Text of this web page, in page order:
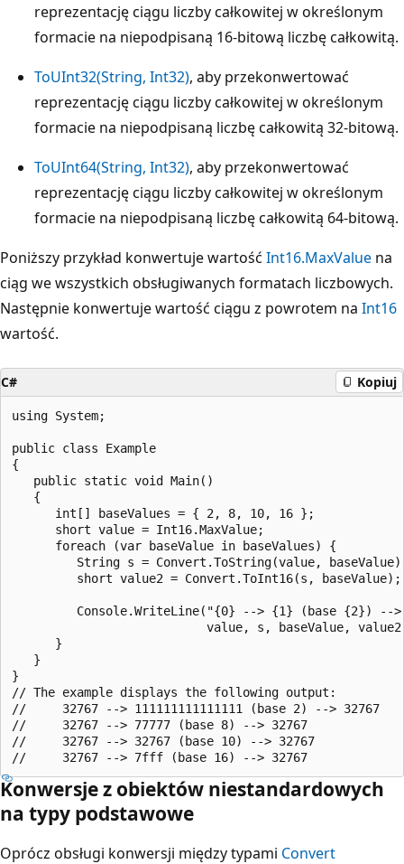
reprezentację ciągu liczby całkowitej w określonym
formacie na niepodpisaną 16-bitową liczbę całkowitą.
ToUInt32(String, Int32), aby przekonwertować
reprezentację ciągu liczby całkowitej w określonym
formacie na niepodpisaną liczbę całkowitą 32-bitową.
ToUInt64(String, Int32), aby przekonwertować
reprezentację ciągu liczby całkowitej w określonym
formacie na niepodpisaną liczbę całkowitą 64-bitową.
Poniższy przykład konwertuje wartość Int16.MaxValue na
ciąg we wszystkich obsługiwanych formatach liczbowych.
Następnie konwertuje wartość ciągu z powrotem na Int16
wartość.
C# Kopiuj
using System;
public class Example
{
   public static void Main()
   {
      int[] baseValues = { 2, 8, 10, 16 };
      short value = Int16.MaxValue;
      foreach (var baseValue in baseValues) {
String s = Convert.ToString(value,
         short value2 = Convert.ToInt16(s, baseValue);
Console.WriteLine("{0} --> {1} (base {2}) --
value, s, baseValue,
      }
   }
}
// The example displays the following output:
//     32767 --> 111111111111111 (base 2) --> 32767
//     32767 --> 77777 (base 8) --> 32767
//     32767 --> 32767 (base 10) --> 32767
Konwersje z obiektów niestandardowych
na typy podstawowe
Oprócz obsługi konwersji między typami Convert